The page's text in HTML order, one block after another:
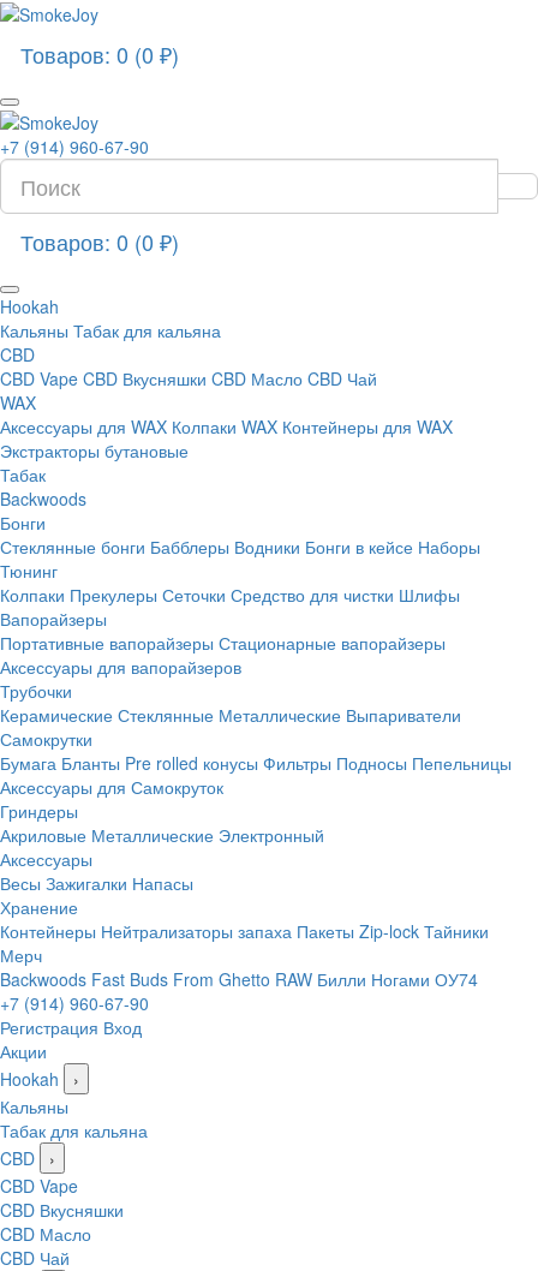
Товаров: 0 (0 ₽)
+7 (914) 960-67-90
Товаров: 0 (0 ₽)
Hookah
Кальяны Табак для кальяна
CBD
CBD Vape CBD Вкусняшки CBD Масло CBD Чай
WAX
Аксессуары для WAX Колпаки WAX Контейнеры для WAX
Экстракторы бутановые
Табак
Backwoods
Бонги
Стеклянные бонги Бабблеры Водники Бонги в кейсе Наборы
Тюнинг
Колпаки Прекулеры Сеточки Средство для чистки Шлифы
Вапорайзеры
Портативные вапорайзеры Стационарные вапорайзеры
Аксессуары для вапорайзеров
Трубочки
Керамические Стеклянные Металлические Выпариватели
Самокрутки
Бумага Бланты Pre rolled конусы Фильтры Подносы Пепельницы
Аксессуары для Самокруток
Гриндеры
Акриловые Металлические Электронный
Аксессуары
Весы Зажигалки Напасы
Хранение
Контейнеры Нейтрализаторы запаха Пакеты Zip-lock Тайники
Мерч
Backwoods Fast Buds From Ghetto RAW Билли Ногами ОУ74
+7 (914) 960-67-90
Регистрация Вход
Акции
Hookah
›
Кальяны
Табак для кальяна
CBD
›
CBD Vape
CBD Вкусняшки
CBD Масло
CBD Чай